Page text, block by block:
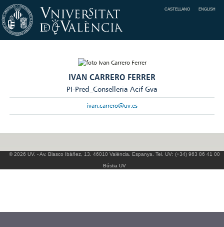
CASTELLANO ENGLISH
IVAN CARRERO FERRER
PI-Pred_Conselleria Acif Gva
ivan.carrero@uv.es
© 2026 UV. - Av. Blasco Ibáñez, 13. 46010 València. Espanya. Tel. UV: (+34) 963 86 41 00
Bústia UV